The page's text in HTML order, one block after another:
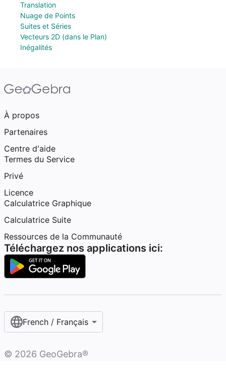
Translation
Nuage de Points
Suites et Séries
Vecteurs 2D (dans le Plan)
Inégalités
À propos
Partenaires
Centre d'aide
Termes du Service
Privé
Licence
Calculatrice Graphique
Calculatrice Suite
Ressources de la Communauté
Téléchargez nos applications ici:
French / Français‎
© 2026 GeoGebra®